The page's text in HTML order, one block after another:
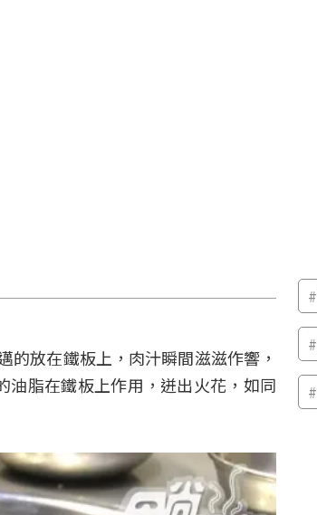
放在鐵板上，肉汁瞬間滋滋作響，
油脂在鐵板上作用，迸出火花，如同
#
#
#